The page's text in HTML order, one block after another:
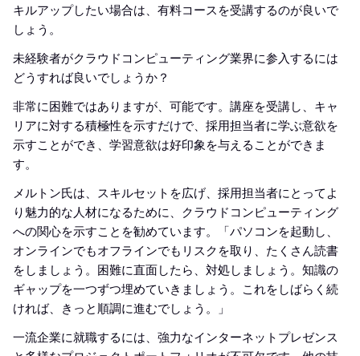
キルアップしたい場合は、有料コースを受講するのが良いで
しょう。
未経験者がクラウドコンピューティング業界に参入するには
どうすれば良いでしょうか？
非常に困難ではありますが、可能です。講座を受講し、キャ
リアに対する積極性を示すだけで、採用担当者に学ぶ意欲を
示すことができ、学習意欲は好印象を与えることができま
す。
メルトン氏は、スキルセットを広げ、採用担当者にとってよ
り魅力的な人材になるために、クラウドコンピューティング
への関心を示すことを勧めています。「パソコンを起動し、
オンラインでもオフラインでもリスクを取り、たくさん読書
をしましょう。困難に直面したら、対処しましょう。知識の
ギャップを一つずつ埋めていきましょう。これをしばらく続
ければ、きっと順調に進むでしょう。」
一流企業に就職するには、強力なインターネットプレゼンス